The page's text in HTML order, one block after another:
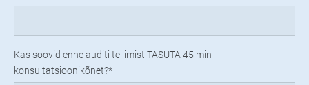
Kas soovid enne auditi tellimist TASUTA 45 min
konsultatsioonikõnet?